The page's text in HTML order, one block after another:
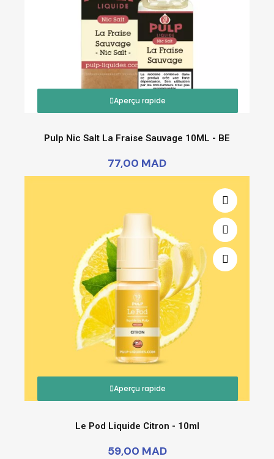
Aperçu rapide
Pulp Nic Salt La Fraise Sauvage 10ML - BE
77,00 MAD
Aperçu rapide
Le Pod Liquide Citron - 10ml
59,00 MAD